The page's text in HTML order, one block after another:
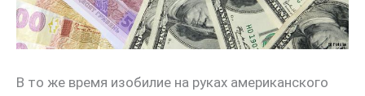
В то же время изобилие на руках американского